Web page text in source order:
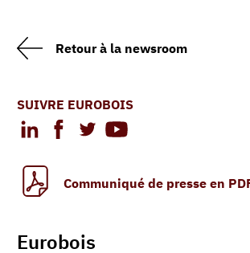
Retour à la newsroom
SUIVRE EUROBOIS
Communiqué de presse en
Eurobois